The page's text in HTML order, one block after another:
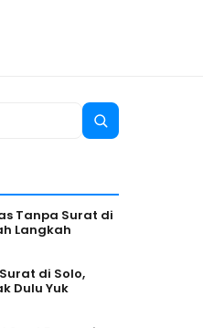
Search
Tanpa Surat di
Langkah
di Solo,
Dulu Yuk